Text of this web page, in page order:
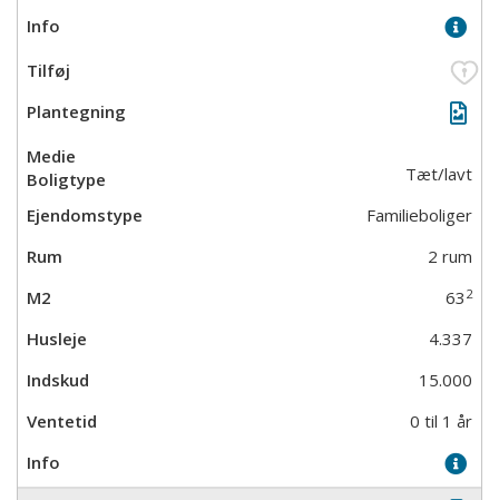
Tæt/lavt
Familieboliger
2 rum
63 2
4.337
15.000
0 til 1 år